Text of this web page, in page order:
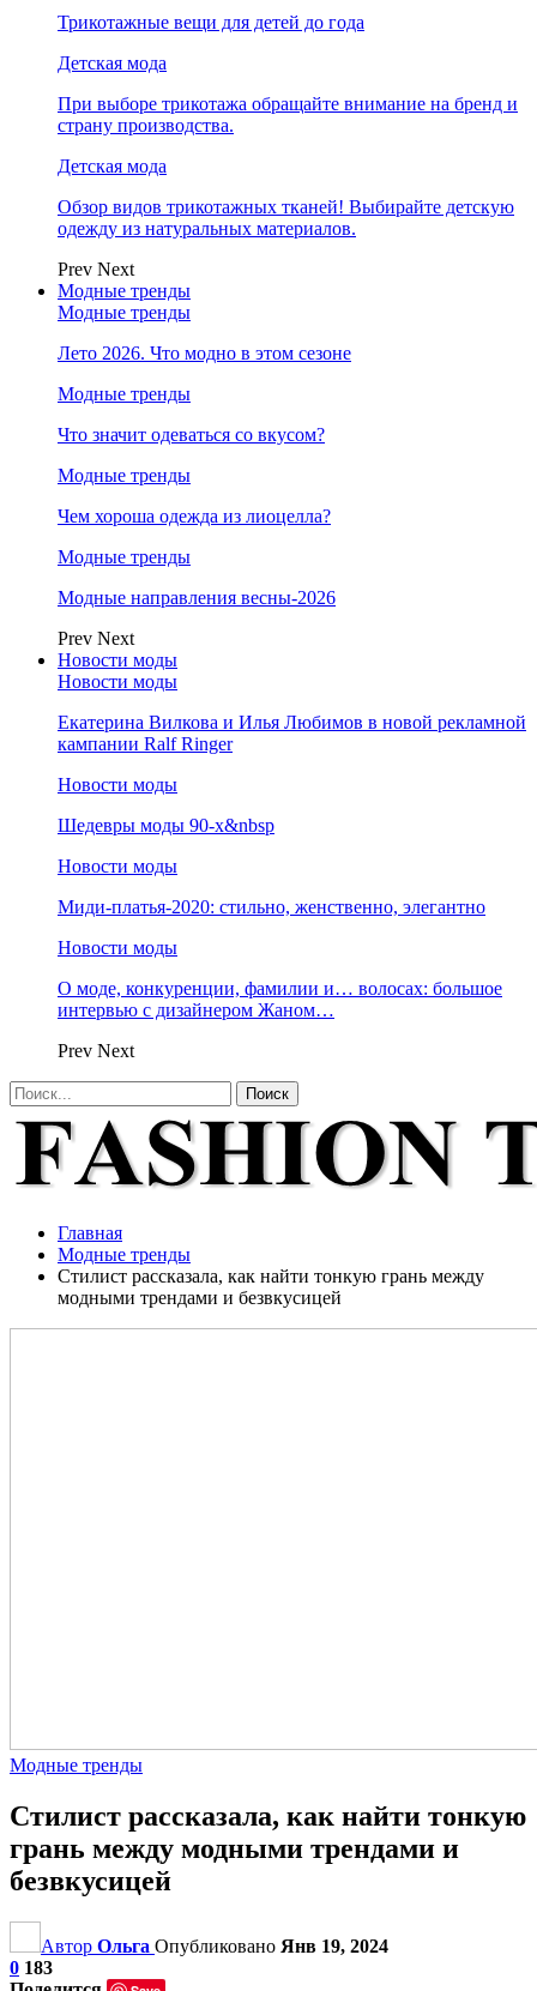
Трикотажные вещи для детей до года
Детская мода
При выборе трикотажа обращайте внимание на бренд и
страну производства.
Детская мода
Обзор видов трикотажных тканей! Выбирайте детскую
одежду из натуральных материалов.
Prev Next
Модные тренды
Модные тренды
Лето 2026. Что модно в этом сезоне
Модные тренды
Что значит одеваться со вкусом?
Модные тренды
Чем хороша одежда из лиоцелла?
Модные тренды
Модные направления весны-2026
Prev Next
Новости моды
Новости моды
Екатерина Вилкова и Илья Любимов в новой рекламной
кампании Ralf Ringer
Новости моды
Шедевры моды 90-х&nbsp
Новости моды
Миди-платья-2020: стильно, женственно, элегантно
Новости моды
О моде, конкуренции, фамилии и… волосах: большое
интервью с дизайнером Жаном…
Prev Next
Главная
Модные тренды
Стилист рассказала, как найти тонкую грань между
модными трендами и безвкусицей
Модные тренды
Стилист рассказала, как найти тонкую
грань между модными трендами и
безвкусицей
Автор Ольга Опубликовано Янв 19, 2024
0 183